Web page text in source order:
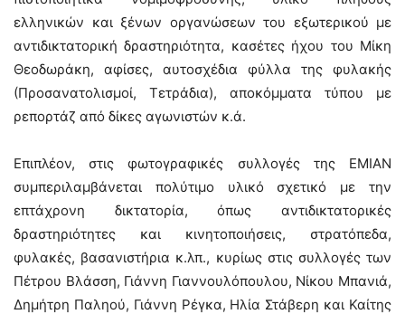
ελληνικών και ξένων οργανώσεων του εξωτερικού με
αντιδικτατορική δραστηριότητα, κασέτες ήχου του Μίκη
Θεοδωράκη, αφίσες, αυτοσχέδια φύλλα της φυλακής
(Προσανατολισμοί, Τετράδια), αποκόμματα τύπου με
ρεπορτάζ από δίκες αγωνιστών κ.ά.
Επιπλέον, στις φωτογραφικές συλλογές της ΕΜΙΑΝ
συμπεριλαμβάνεται πολύτιμο υλικό σχετικό με την
επτάχρονη δικτατορία, όπως αντιδικτατορικές
δραστηριότητες και κινητοποιήσεις, στρατόπεδα,
φυλακές, βασανιστήρια κ.λπ., κυρίως στις συλλογές των
Πέτρου Βλάσση, Γιάννη Γιαννουλόπουλου, Νίκου Μπανιά,
Δημήτρη Παληού, Γιάννη Ρέγκα, Ηλία Στάβερη και Καίτης